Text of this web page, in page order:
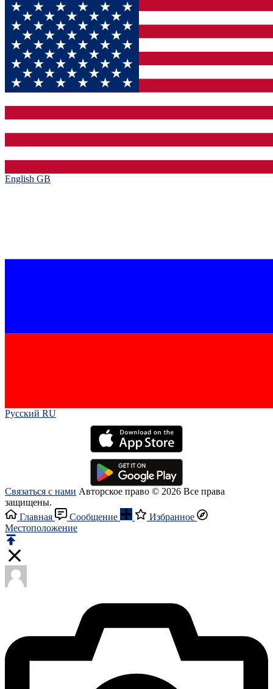
English GB‎
Русский RU‎
Связаться с нами Авторское право © 2026 Все права
защищены.
Главная
Сообщение
Избранное
Местоположение